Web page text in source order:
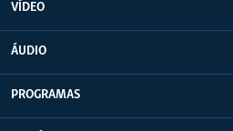
VÍDEO
ÁUDIO
PROGRAMAS